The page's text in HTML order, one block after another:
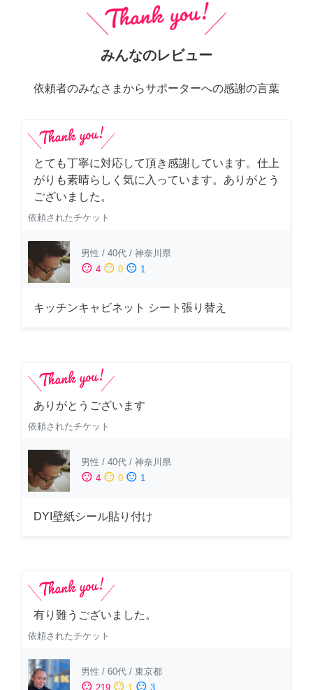
みんなのレビュー
依頼者のみなさまからサポーターへの感謝の言葉
とても丁寧に対応して頂き感謝しています。仕上
がりも素晴らしく気に入っています。ありがとう
ございました。
依頼されたチケット
男性 / 40代 / 神奈川県
sentiment_satisfied 4 sentiment_neutral 0 sentiment_dissatisfied 1
キッチンキャビネット シート張り替え
ありがとうございます
依頼されたチケット
男性 / 40代 / 神奈川県
sentiment_satisfied 4 sentiment_neutral 0 sentiment_dissatisfied 1
DYI壁紙シール貼り付け
有り難うございました。
依頼されたチケット
男性 / 60代 / 東京都
sentiment_satisfied 219 sentiment_neutral 1 sentiment_dissatisfied 3